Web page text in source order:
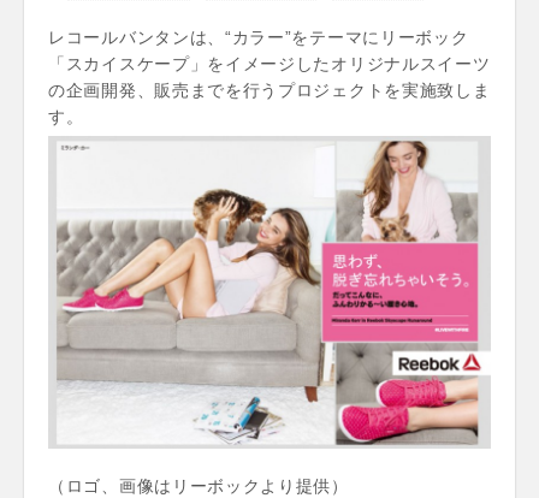
レコールバンタンは、“カラー”をテーマにリーボック
「スカイスケープ」をイメージしたオリジナルスイーツ
の企画開発、販売までを行うプロジェクトを実施致しま
す。
（​ロゴ、画像はリーボックより提供）